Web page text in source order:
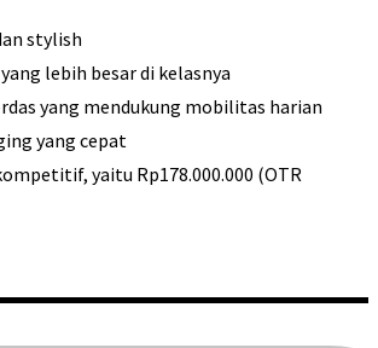
stylish
lebih besar di kelasnya
yang mendukung mobilitas harian
yang cepat
yaitu Rp178.000.000 (OTR